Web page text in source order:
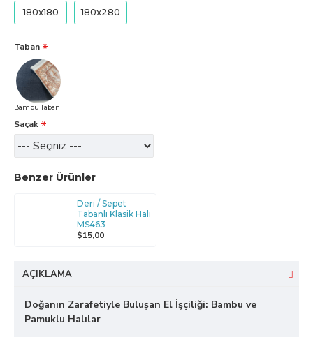
180x180 180x280
Taban
Bambu Taban
Saçak
Benzer Ürünler
Deri / Sepet
Tabanlı Klasik Halı
MS463
$15,00
AÇIKLAMA
Doğanın Zarafetiyle Buluşan El İşçiliği: Bambu ve
Pamuklu Halılar